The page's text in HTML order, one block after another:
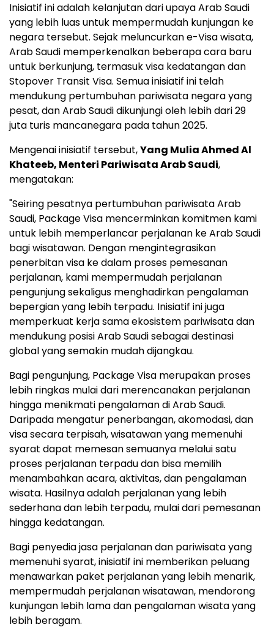
Inisiatif ini adalah kelanjutan dari upaya Arab Saudi
yang lebih luas untuk mempermudah kunjungan ke
negara tersebut. Sejak meluncurkan e-Visa wisata,
Arab Saudi memperkenalkan beberapa cara baru
untuk berkunjung, termasuk visa kedatangan dan
Stopover Transit Visa. Semua inisiatif ini telah
mendukung pertumbuhan pariwisata negara yang
pesat, dan Arab Saudi dikunjungi oleh lebih dari 29
juta turis mancanegara pada tahun 2025.
Mengenai inisiatif tersebut,Yang Mulia Ahmed Al
Khateeb, Menteri Pariwisata Arab Saudi,
mengatakan:
"Seiring pesatnya pertumbuhan pariwisata Arab
Saudi, Package Visa mencerminkan komitmen kami
untuk lebih memperlancar perjalanan ke Arab Saudi
bagi wisatawan. Dengan mengintegrasikan
penerbitan visa ke dalam proses pemesanan
perjalanan, kami mempermudah perjalanan
pengunjung sekaligus menghadirkan pengalaman
bepergian yang lebih terpadu. Inisiatif ini juga
memperkuat kerja sama ekosistem pariwisata dan
mendukung posisi Arab Saudi sebagai destinasi
global yang semakin mudah dijangkau.
Bagi pengunjung, Package Visa merupakan proses
lebih ringkas mulai dari merencanakan perjalanan
hingga menikmati pengalaman di Arab Saudi.
Daripada mengatur penerbangan, akomodasi, dan
visa secara terpisah, wisatawan yang memenuhi
syarat dapat memesan semuanya melalui satu
proses perjalanan terpadu dan bisa memilih
menambahkan acara, aktivitas, dan pengalaman
wisata. Hasilnya adalah perjalanan yang lebih
sederhana dan lebih terpadu, mulai dari pemesanan
hingga kedatangan.
Bagi penyedia jasa perjalanan dan pariwisata yang
memenuhi syarat, inisiatif ini memberikan peluang
menawarkan paket perjalanan yang lebih menarik,
mempermudah perjalanan wisatawan, mendorong
kunjungan lebih lama dan pengalaman wisata yang
lebih beragam.